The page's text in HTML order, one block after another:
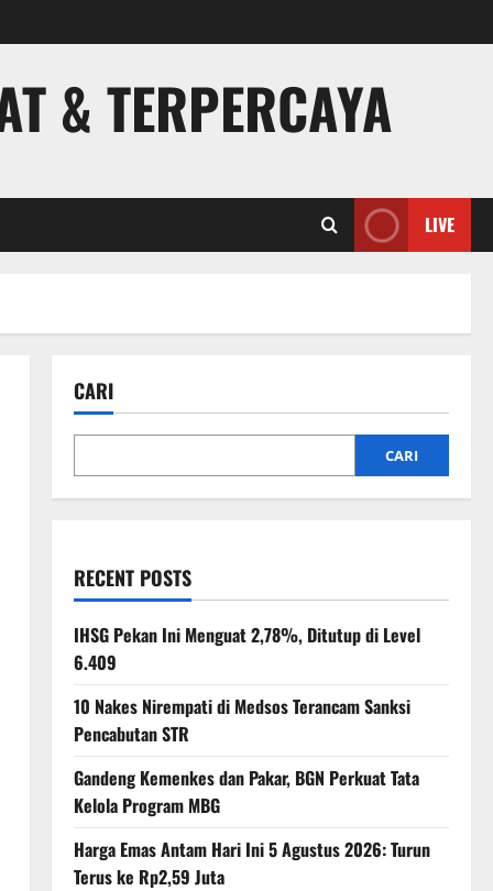
& TERPERCAYA
LIVE
CARI
CARI
RECENT POSTS
IHSG Pekan Ini Menguat 2,78%, Ditutup di Level
6.409
10 Nakes Nirempati di Medsos Terancam Sanksi
Pencabutan STR
Gandeng Kemenkes dan Pakar, BGN Perkuat Tata
Kelola Program MBG
Harga Emas Antam Hari Ini 5 Agustus 2026: Turun
Terus ke Rp2,59 Juta